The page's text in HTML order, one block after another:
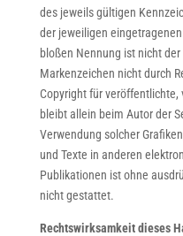
des jeweils gültigen
der jeweiligen
bloßen Nennung ist nicht
Markenzeichen nicht durch
Copyright für
bleibt allein beim Autor der
Verwendung solcher
und Texte in anderen
Publikationen ist ohne
nicht gestattet.
Rechtswirksamkeit dieses